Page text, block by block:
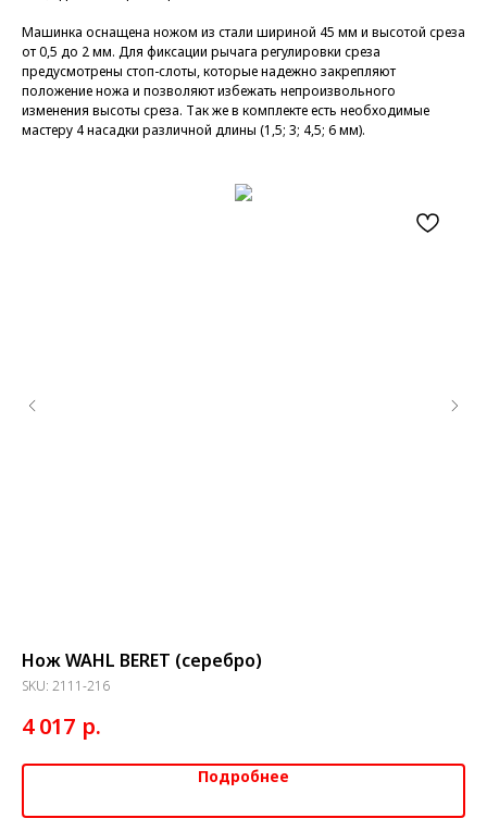
Машинка оснащена ножом из стали шириной 45 мм и высотой среза
от 0,5 до 2 мм. Для фиксации рычага регулировки среза
предусмотрены стоп-слоты, которые надежно закрепляют
положение ножа и позволяют избежать непроизвольного
изменения высоты среза. Так же в комплекте есть необходимые
мастеру 4 насадки различной длины (1,5; 3; 4,5; 6 мм).
Нож WAHL BERET (серебро)
SKU: 2111-216
4 017 р.
Подробнее